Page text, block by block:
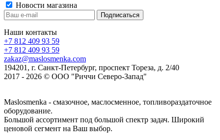
Новости магазина
Наши контакты
+7 812 409 93 59
+7 812 409 93 59
zakaz@maslosmenka.com
194201, г. Санкт-Петербург, проспект Тореза, д. 2/40
2017 - 2026 © ООО "Риччи Северо-Запад"
Maslosmenka - смазочное, маслосменное, топливораздаточное
оборудование.
Большой ассортимент под большой спектр задач. Широкий
ценовой сегмент на Ваш выбор.